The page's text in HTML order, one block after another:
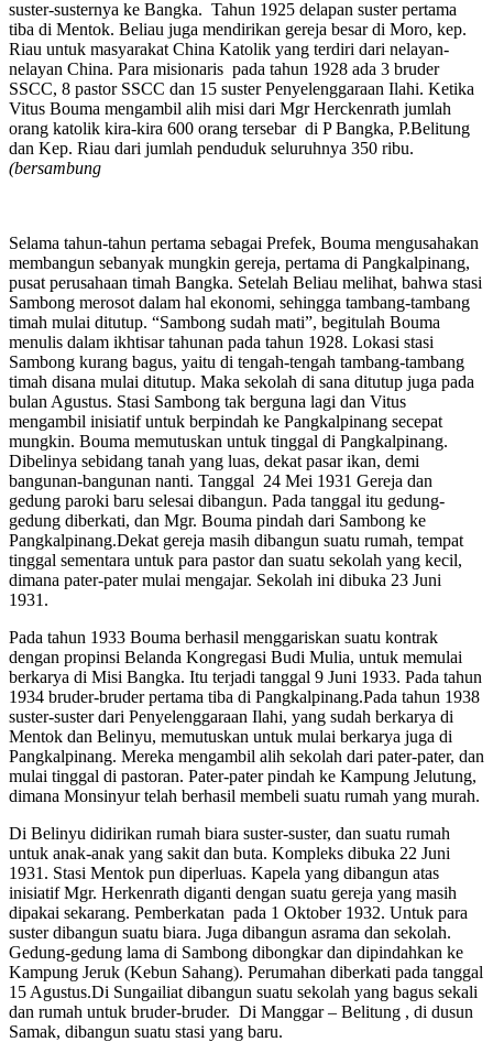
suster-susternya ke Bangka. Tahun 1925 delapan suster pertama
tiba di Mentok. Beliau juga mendirikan gereja besar di Moro, kep.
Riau untuk masyarakat China Katolik yang terdiri dari nelayan-
nelayan China. Para misionaris pada tahun 1928 ada 3 bruder
SSCC, 8 pastor SSCC dan 15 suster Penyelenggaraan Ilahi. Ketika
Vitus Bouma mengambil alih misi dari Mgr Herckenrath jumlah
orang katolik kira-kira 600 orang tersebar di P Bangka, P.Belitung
dan Kep. Riau dari jumlah penduduk seluruhnya 350 ribu.
(bersambung
Selama tahun-tahun pertama sebagai Prefek, Bouma mengusahakan
membangun sebanyak mungkin gereja, pertama di Pangkalpinang,
pusat perusahaan timah Bangka. Setelah Beliau melihat, bahwa stasi
Sambong merosot dalam hal ekonomi, sehingga tambang-tambang
timah mulai ditutup. “Sambong sudah mati”, begitulah Bouma
menulis dalam ikhtisar tahunan pada tahun 1928. Lokasi stasi
Sambong kurang bagus, yaitu di tengah-tengah tambang-tambang
timah disana mulai ditutup. Maka sekolah di sana ditutup juga pada
bulan Agustus. Stasi Sambong tak berguna lagi dan Vitus
mengambil inisiatif untuk berpindah ke Pangkalpinang secepat
mungkin. Bouma memutuskan untuk tinggal di Pangkalpinang.
Dibelinya sebidang tanah yang luas, dekat pasar ikan, demi
bangunan-bangunan nanti. Tanggal 24 Mei 1931 Gereja dan
gedung paroki baru selesai dibangun. Pada tanggal itu gedung-
gedung diberkati, dan Mgr. Bouma pindah dari Sambong ke
Pangkalpinang.Dekat gereja masih dibangun suatu rumah, tempat
tinggal sementara untuk para pastor dan suatu sekolah yang kecil,
dimana pater-pater mulai mengajar. Sekolah ini dibuka 23 Juni
1931.
Pada tahun 1933 Bouma berhasil menggariskan suatu kontrak
dengan propinsi Belanda Kongregasi Budi Mulia, untuk memulai
berkarya di Misi Bangka. Itu terjadi tanggal 9 Juni 1933. Pada tahun
1934 bruder-bruder pertama tiba di Pangkalpinang.Pada tahun 1938
suster-suster dari Penyelenggaraan Ilahi, yang sudah berkarya di
Mentok dan Belinyu, memutuskan untuk mulai berkarya juga di
Pangkalpinang. Mereka mengambil alih sekolah dari pater-pater, dan
mulai tinggal di pastoran. Pater-pater pindah ke Kampung Jelutung,
dimana Monsinyur telah berhasil membeli suatu rumah yang murah.
Di Belinyu didirikan rumah biara suster-suster, dan suatu rumah
untuk anak-anak yang sakit dan buta. Kompleks dibuka 22 Juni
1931. Stasi Mentok pun diperluas. Kapela yang dibangun atas
inisiatif Mgr. Herkenrath diganti dengan suatu gereja yang masih
dipakai sekarang. Pemberkatan pada 1 Oktober 1932. Untuk para
suster dibangun suatu biara. Juga dibangun asrama dan sekolah.
Gedung-gedung lama di Sambong dibongkar dan dipindahkan ke
Kampung Jeruk (Kebun Sahang). Perumahan diberkati pada tanggal
15 Agustus.Di Sungailiat dibangun suatu sekolah yang bagus sekali
dan rumah untuk bruder-bruder. Di Manggar – Belitung , di dusun
Samak, dibangun suatu stasi yang baru.